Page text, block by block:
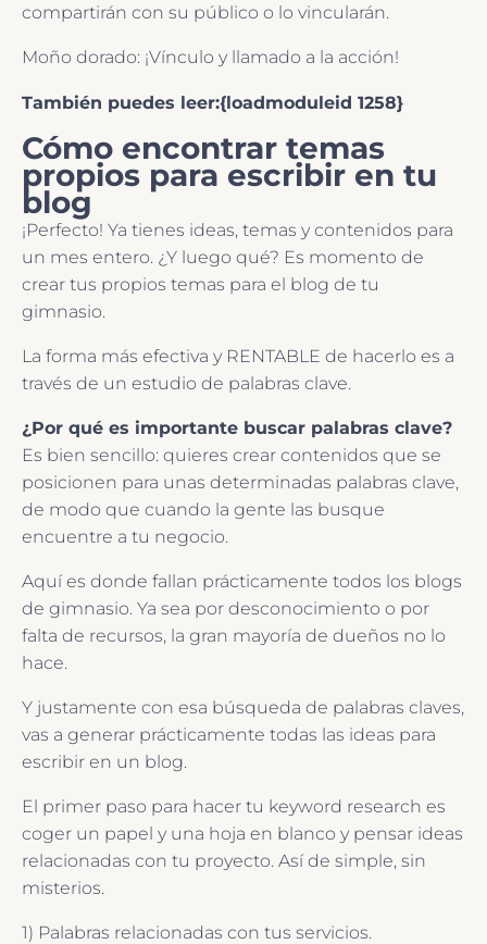
compartirán con su público o lo vincularán.
Moño dorado: ¡Vínculo y llamado a la acción!
También puedes leer:{loadmoduleid 1258}
Cómo encontrar temas
propios para escribir en tu
blog
¡Perfecto! Ya tienes ideas, temas y contenidos para
un mes entero. ¿Y luego qué? Es momento de
crear tus propios temas para el blog de tu
gimnasio.
La forma más efectiva y RENTABLE de hacerlo es a
través de un estudio de palabras clave.
¿Por qué es importante buscar palabras clave?
Es bien sencillo: quieres crear contenidos que se
posicionen para unas determinadas palabras clave,
de modo que cuando la gente las busque
encuentre a tu negocio.
Aquí es donde fallan prácticamente todos los blogs
de gimnasio. Ya sea por desconocimiento o por
falta de recursos, la gran mayoría de dueños no lo
hace.
Y justamente con esa búsqueda de palabras claves,
vas a generar prácticamente todas las ideas para
escribir en un blog.
El primer paso para hacer tu keyword research es
coger un papel y una hoja en blanco y pensar ideas
relacionadas con tu proyecto. Así de simple, sin
misterios.
1) Palabras relacionadas con tus servicios.